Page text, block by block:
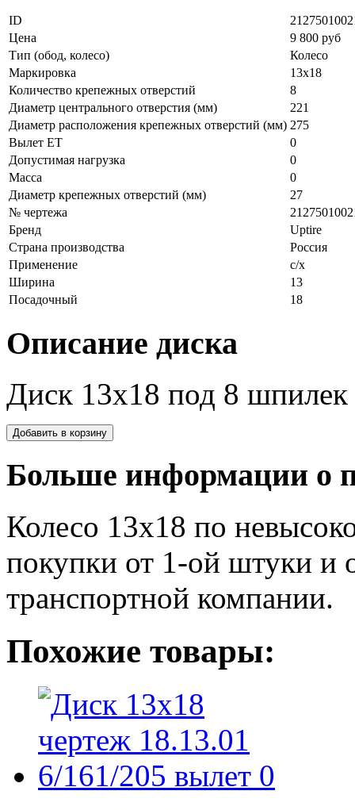
ID
Цена
9 800 руб
Тип (обод, колесо)
Колесо
Маркировка
13x18
Количество крепежных отверстий
8
Диаметр центрального отверстия (мм)
221
Диаметр расположения крепежных отверстий (мм) 275
Вылет ЕТ
0
Допустимая нагрузка
0
Масса
0
Диаметр крепежных отверстий (мм)
27
№ чертежа
Бренд
Uptire
Страна производства
Россия
Применение
с/х
Ширина
13
Посадочный
18
Описание диска
Диск 13х18 под 8 шпилек
Больше информации о
Колесо 13x18 по
покупки от 1-ой штуки и
транспортной компании.
Похожие товары: